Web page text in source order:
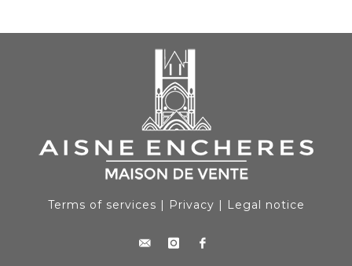
Terms of services | Privacy | Legal notice